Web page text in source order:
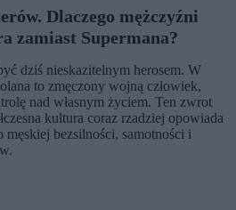
Dlaczego mężczyźni
zamiast Supermana?
dziś nieskazitelnym herosem. W
to zmęczony wojną człowiek,
nad własnym życiem. Ten zwrot
kultura coraz rzadziej opowiada
męskiej bezsilności, samotności i